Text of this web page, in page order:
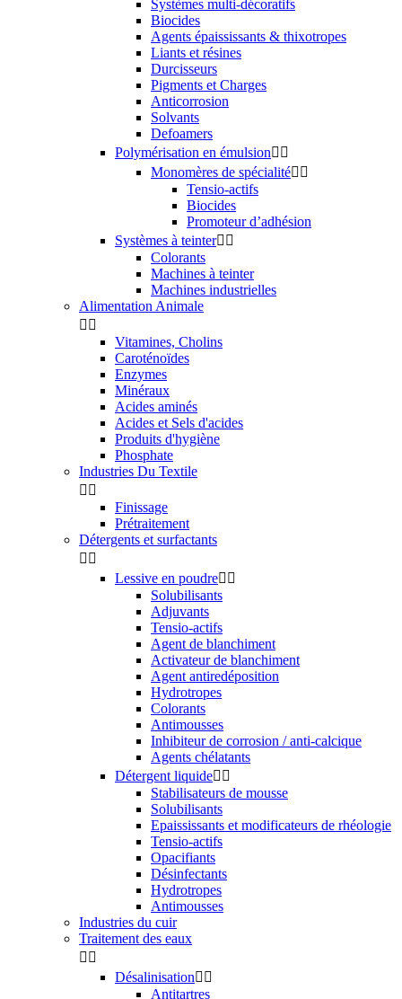
Systèmes multi-décoratifs
Biocides
Agents épaississants & thixotropes
Liants et résines
Durcisseurs
Pigments et Charges
Anticorrosion
Solvants
Defoamers
Polymérisation en émulsion 
Monomères de spécialité 
Tensio-actifs
Biocides
Promoteur d’adhésion
Systèmes à teinter 
Colorants
Machines à teinter
Machines industrielles
Alimentation Animale
 
Vitamines, Cholins
Caroténoïdes
Enzymes
Minéraux
Acides aminés
Acides et Sels d'acides
Produits d'hygiène
Phosphate
Industries Du Textile
 
Finissage
Prétraitement
Détergents et surfactants
 
Lessive en poudre 
Solubilisants
Adjuvants
Tensio-actifs
Agent de blanchiment
Activateur de blanchiment
Agent antiredéposition
Hydrotropes
Colorants
Antimousses
Inhibiteur de corrosion / anti-calcique
Agents chélatants
Détergent liquide 
Stabilisateurs de mousse
Solubilisants
Epaississants et modificateurs de rhéologie
Tensio-actifs
Opacifiants
Désinfectants
Hydrotropes
Antimousses
Industries du cuir
Traitement des eaux
 
Désalinisation 
Antitartres